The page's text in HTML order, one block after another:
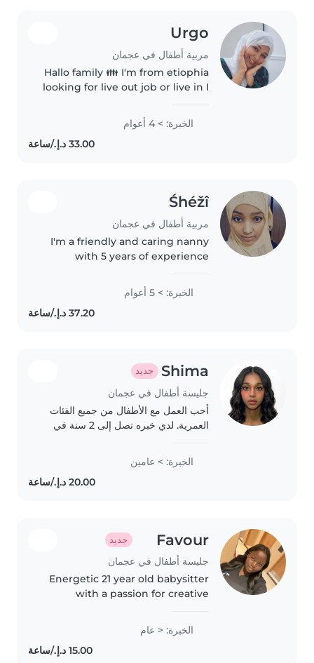
Urgo
مربية أطفال في عجمان
Hallo family 👪 I'm from etiophia
looking for live out job or live in I
years in uae 🇦🇪 as nanny maid I
know how to cleaning taking
الخبرة: > 4 أعوام
Śhéžî
مربية أطفال في عجمان
I'm a friendly and caring nanny
with 5 years of experience
children and teenagers. I'm
comfortable with chores and
have experience managing food
الخبرة: > 5 أعوام
Shima جديد
جليسة أطفال في عجمان
أحب العمل مع الأطفال من جميع الفئات
العمرية. لدي خبره تصل إلى 2 سنة في
في التعامل مع احتياجات الأطفال الخاصه...
الخبرة: > عامين
Favour جديد
جليسة أطفال في عجمان
Energetic 21 year old babysitter
with a passion for creative
Comfortable caring for
preschoolers up through teens
and handling tasks from
الخبرة: < عام